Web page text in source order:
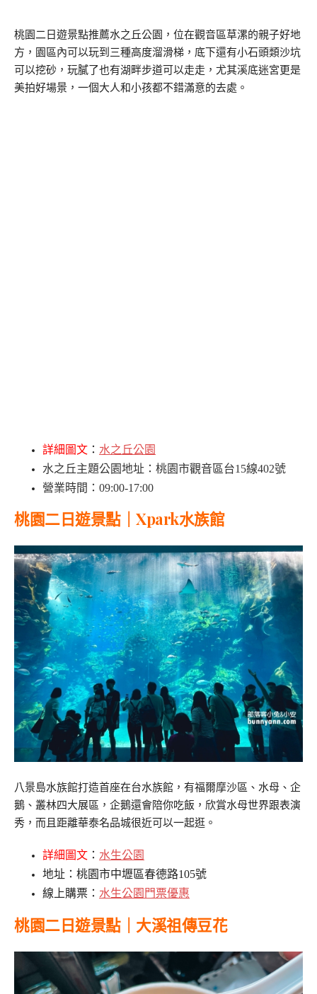
桃園二日遊景點推薦水之丘公園，位在觀音區草漯的親子好地
方，園區內可以玩到三種高度溜滑梯，底下還有小石頭類沙坑
可以挖砂，玩膩了也有湖畔步道可以走走，尤其溪底迷宮更是
美拍好場景，一個大人和小孩都不錯滿意的去處。
詳細圖文 ： 水之丘公園
水之丘主題公園地址：桃園市觀音區台15線402號
營業時間：09:00-17:00
桃園二日遊景點｜Xpark水族館
八景島水族館打造首座在台水族館，有福爾摩沙區、水母、企
鵝、叢林四大展區，企鵝還會陪你吃飯，欣賞水母世界跟表演
秀，而且距離華泰名品城很近可以一起逛。
詳細圖文 ： 水生公園
地址：桃園市中壢區春德路105號
線上購票： 水生公園門票優惠
桃園二日遊景點｜大溪祖傳豆花